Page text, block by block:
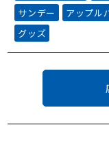
サンデー
アップル
グッズ